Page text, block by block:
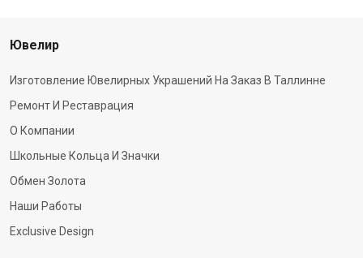
Ювелир
Изготовление Ювелирных Украшений На Заказ В Таллинне
Ремонт И Реставрация
О Компании
Школьные Кольца И Значки
Обмен Золота
Наши Работы
Exclusive Design